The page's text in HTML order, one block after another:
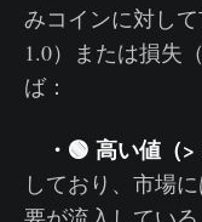
みコインに対し
1.0）または損失
ば：
・🟢 高い値（>
しており、市場